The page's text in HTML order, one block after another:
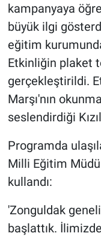
kampanyaya
büyük ilgi
eğitim
Etkinliğin plaket
gerçekleştirildi.
Marşı'nın
seslendirdiği
Programda
Milli Eğitim
kullandı:
'Zonguldak
başlattık.